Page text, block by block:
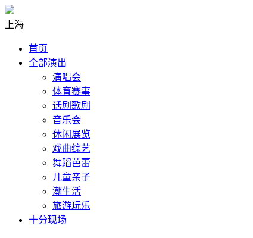
上海
首页
全部演出
演唱会
体育赛事
话剧歌剧
音乐会
休闲展览
戏曲综艺
舞蹈芭蕾
儿童亲子
潮生活
旅游玩乐
十分现场